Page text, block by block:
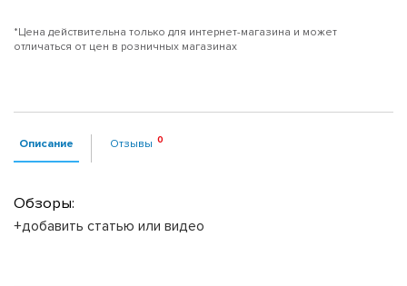
*Цена действительна только для интернет-магазина и может
отличаться от цен в розничных магазинах
Описание Отзывы
Обзоры:
+добавить статью или видео